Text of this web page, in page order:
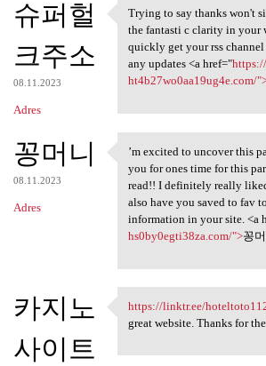
슈퍼헐
크주소
08.11.2023
Adres
Trying to say thanks
Trying to say thanks won't
the fantasti c clarity in your
quickly get your rss
any updates <a href="
ht4b27wo0aa19ug4e.com/
꽁머니
08.11.2023
Adres
’m excited to uncover
’m excited to uncover this
you for ones time for this
read!! I definitely really
also have you saved to fav
information in your site. <a
hs0by0egti38za.com/">꽁
카지노
사이트
https://linktr.ee
https://linktr.ee/
great website. Thanks for